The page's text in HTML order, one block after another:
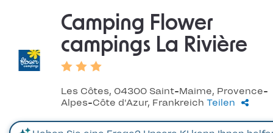
Camping Flower
campings La Rivière
Les Côtes, 04300 Saint-Maime, Provence-
Alpes-Côte d'Azur, Frankreich Teilen